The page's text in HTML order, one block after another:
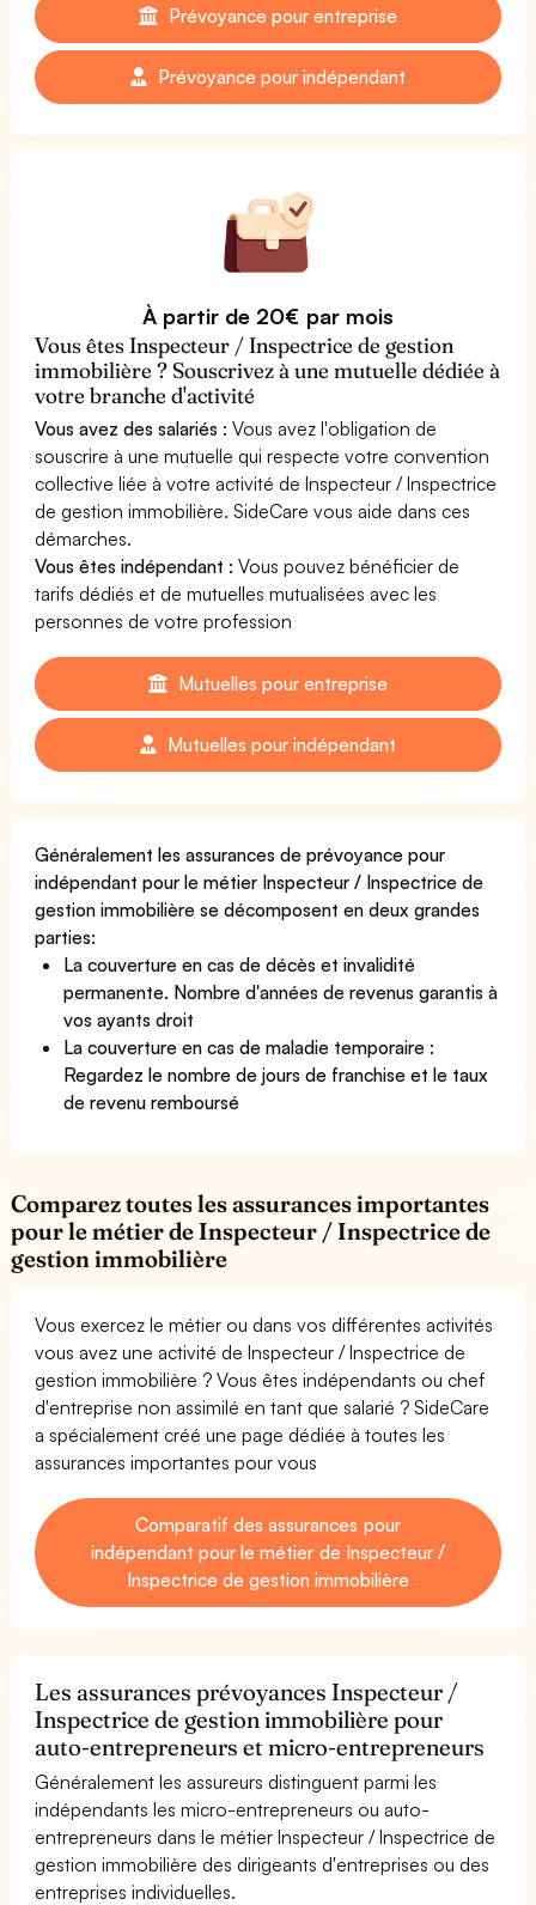
Prévoyance pour entreprise
Prévoyance pour indépendant
À partir de 20€ par mois
Vous êtes Inspecteur / Inspectrice de gestion
immobilière ? Souscrivez à une mutuelle dédiée à
votre branche d'activité
Vous avez des salariés : Vous avez l'obligation de
souscrire à une mutuelle qui respecte votre convention
collective liée à votre activité de Inspecteur / Inspectrice
de gestion immobilière. SideCare vous aide dans ces
démarches.
Vous êtes indépendant : Vous pouvez bénéficier de
tarifs dédiés et de mutuelles mutualisées avec les
personnes de votre profession
Mutuelles pour entreprise
Mutuelles pour indépendant
Généralement les assurances de prévoyance pour
indépendant pour le métier Inspecteur / Inspectrice de
gestion immobilière se décomposent en deux grandes
parties:
La couverture en cas de décès et invalidité
permanente. Nombre d'années de revenus garantis à
vos ayants droit
La couverture en cas de maladie temporaire :
Regardez le nombre de jours de franchise et le taux
de revenu remboursé
Comparez toutes les assurances importantes
pour le métier de Inspecteur / Inspectrice de
gestion immobilière
Vous exercez le métier ou dans vos différentes activités
vous avez une activité de Inspecteur / Inspectrice de
gestion immobilière ? Vous êtes indépendants ou chef
d'entreprise non assimilé en tant que salarié ? SideCare
a spécialement créé une page dédiée à toutes les
assurances importantes pour vous
Comparatif des assurances pour
indépendant pour le métier de Inspecteur /
Inspectrice de gestion immobilière
Les assurances prévoyances Inspecteur /
Inspectrice de gestion immobilière pour
auto-entrepreneurs et micro-entrepreneurs
Généralement les assureurs distinguent parmi les
indépendants les micro-entrepreneurs ou auto-
entrepreneurs dans le métier Inspecteur / Inspectrice de
gestion immobilière des dirigeants d'entreprises ou des
entreprises individuelles.